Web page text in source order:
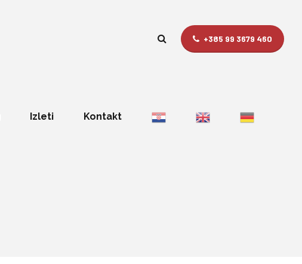
+385 99 3679 460
Izleti Kontakt